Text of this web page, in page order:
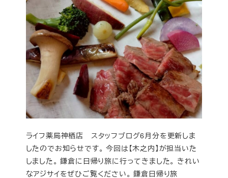
ライフ薬局神栖店 スタッフブログ6月分を更新しま
したのでお知らせです。 今回は【木之内】が担当いた
しました。 鎌倉に日帰り旅に行ってきました。 きれい
なアジサイをぜひご覧ください。 鎌倉日帰り旅